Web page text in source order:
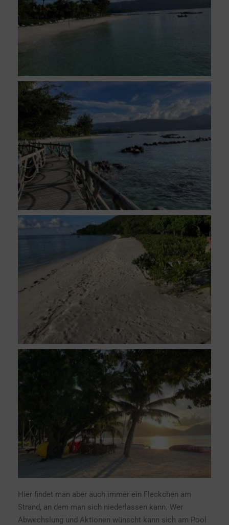
Hier findet man aber auch immer ein Fleckchen am
Strand, an dem man sich niederlassen kann. Wer
Abwechslung und Aktionen wünscht kann sich am Pool